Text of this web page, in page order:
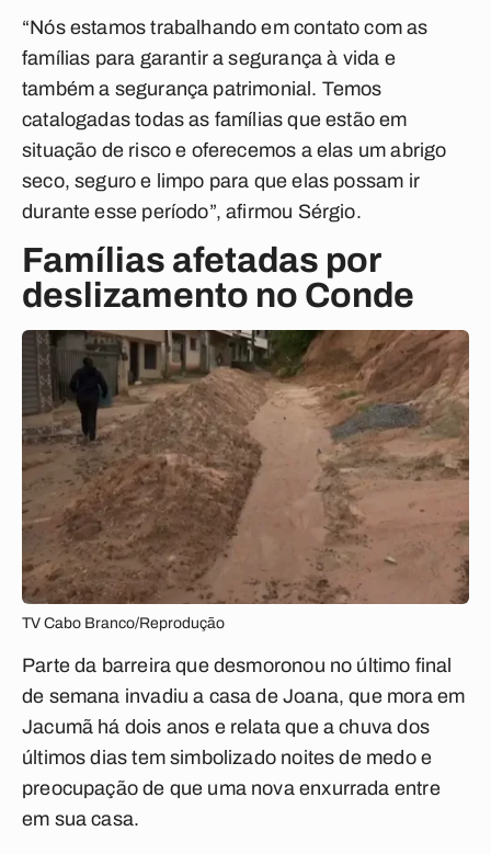
“Nós estamos trabalhando em contato com as
famílias para garantir a segurança à vida e
também a segurança patrimonial. Temos
catalogadas todas as famílias que estão em
situação de risco e oferecemos a elas um abrigo
seco, seguro e limpo para que elas possam ir
durante esse período”, afirmou Sérgio.
Famílias afetadas por
deslizamento no Conde
TV Cabo Branco/Reprodução
Parte da barreira que desmoronou no último final
de semana invadiu a casa de Joana, que mora em
Jacumã há dois anos e relata que a chuva dos
últimos dias tem simbolizado noites de medo e
preocupação de que uma nova enxurrada entre
em sua casa.